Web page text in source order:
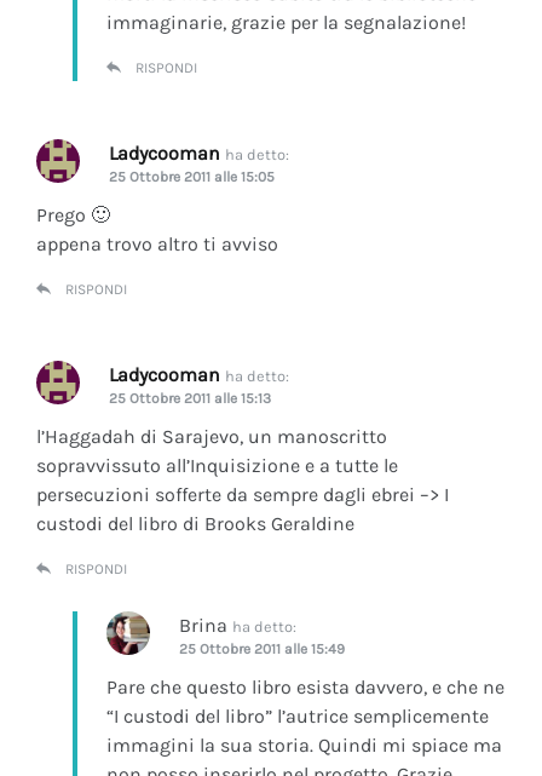
immaginarie, grazie per la segnalazione!
RISPONDI
Ladycooman ha detto:
25 Ottobre 2011 alle 15:05
Prego 🙂
appena trovo altro ti avviso
RISPONDI
Ladycooman ha detto:
25 Ottobre 2011 alle 15:13
l’Haggadah di Sarajevo, un manoscritto
sopravvissuto all’Inquisizione e a tutte le
persecuzioni sofferte da sempre dagli ebrei –> I
custodi del libro di Brooks Geraldine
RISPONDI
Brina ha detto:
25 Ottobre 2011 alle 15:49
Pare che questo libro esista davvero, e che ne
“I custodi del libro” l’autrice semplicemente
immagini la sua storia. Quindi mi spiace ma